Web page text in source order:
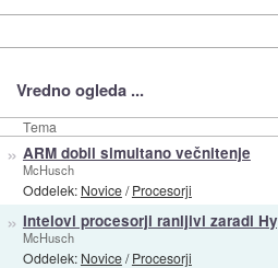
Vredno ogleda ...
Tema
» ARM dobil simultano večnitenje
McHusch
Oddelek: Novice/Procesorji
» Intelovi procesorji ranljivi zaradi
McHusch
Oddelek: Novice/Procesorji